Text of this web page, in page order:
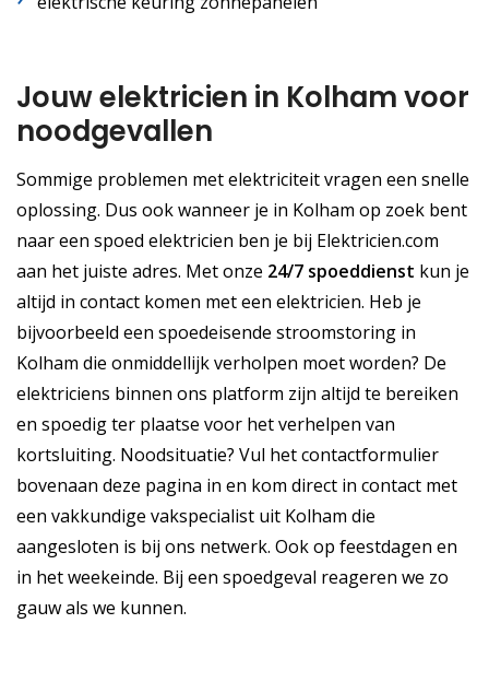
Jouw elektricien in Kolham voor
noodgevallen
Sommige problemen met elektriciteit vragen een snelle
oplossing. Dus ook wanneer je in Kolham op zoek bent
naar een spoed elektricien ben je bij Elektricien.com
aan het juiste adres. Met onze 24/7 spoeddienst kun je
altijd in contact komen met een elektricien. Heb je
bijvoorbeeld een spoedeisende stroomstoring in
Kolham die onmiddellijk verholpen moet worden? De
elektriciens binnen ons platform zijn altijd te bereiken
en spoedig ter plaatse voor het verhelpen van
kortsluiting. Noodsituatie? Vul het contactformulier
bovenaan deze pagina in en kom direct in contact met
een vakkundige vakspecialist uit Kolham die
aangesloten is bij ons netwerk. Ook op feestdagen en
in het weekeinde. Bij een spoedgeval reageren we zo
gauw als we kunnen.